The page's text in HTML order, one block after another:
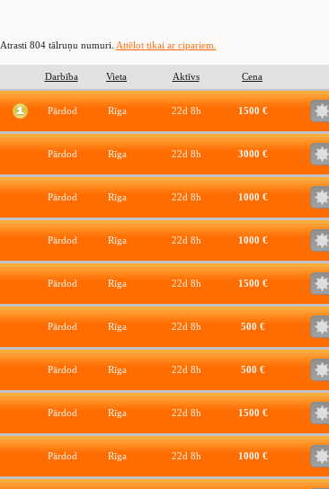
Atrasti 804 tālruņu numuri. Attēlot tikai ar cipariem.
Darbība Vieta Aktīvs Cena
Pārdod Rīga 22d 8h 1500 €
Pārdod Rīga 22d 8h 3000 €
Pārdod Rīga 22d 8h 1000 €
Pārdod Rīga 22d 8h 1000 €
Pārdod Rīga 22d 8h 1500 €
Pārdod Rīga 22d 8h 500 €
Pārdod Rīga 22d 8h 500 €
Pārdod Rīga 22d 8h 1500 €
Pārdod Rīga 22d 8h 1000 €